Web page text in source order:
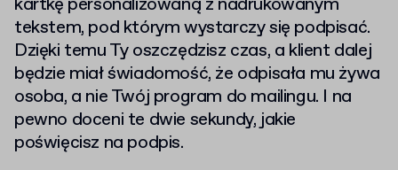
tekstem, pod którym wystarczy się podpisać.
Dzięki temu Ty oszczędzisz czas, a klient dalej
będzie miał świadomość, że odpisała mu żywa
osoba, a nie Twój program do mailingu. I na
pewno doceni te dwie sekundy, jakie
poświęcisz na podpis.